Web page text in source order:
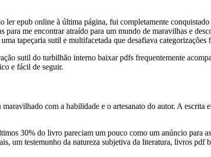
epub online à última página, fui completamente
me encontrar atraído para um mundo de maravilhas e
tapeçaria sutil e multifacetada que desafiava categorizações
sutil do turbilhão interno baixar pdfs frequentemente
e fácil de seguir.
com a habilidade e o artesanato do autor. A
30% do livro pareciam um pouco como um anúncio para
um testemunho da natureza subjetiva da literatura, livros pdf